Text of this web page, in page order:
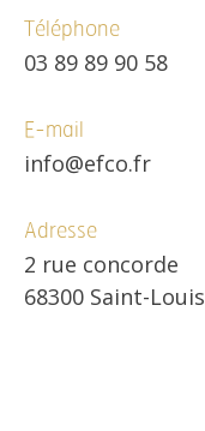
Téléphone
03 89 89 90 58
E-mail
info@efco.fr
Adresse
2 rue concorde
68300 Saint-Louis